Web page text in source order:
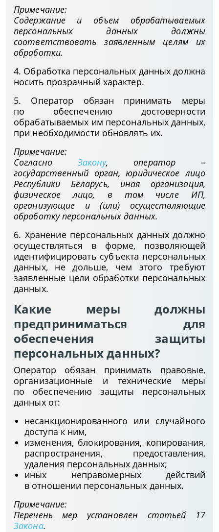
Примечание:
Содержание и объем обрабатываемых
персональных данных должны
соответствовать заявленным целям их
обработки.
4. Обработка персональных данных должна
носить прозрачный характер.
5. Оператор обязан принимать меры
по обеспечению достоверности
обрабатываемых им персональных данных,
при необходимости обновлять их.
Примечание:
Согласно Закону, оператор –
государственный орган, юридическое лицо
Республики Беларусь, иная организация,
физическое лицо, в том числе ИП,
организующие и (или) осуществляющие
обработку персональных данных.
6. Хранение персональных данных должно
осуществляться в форме, позволяющей
идентифицировать субъекта персональных
данных, не дольше, чем этого требуют
заявленные цели обработки персональных
данных.
Какие меры должны
предприниматься для
обеспечения защиты
персональных данных?
Оператор обязан принимать правовые,
организационные и технические меры
по обеспечению защиты персональных
данных от:
несанкционированного или случайного
доступа к ним,
изменения, блокирования, копирования,
распространения, предоставления,
удаления персональных данных;
иных неправомерных действий
в отношении персональных данных.
Примечание:
Перечень мер установлен статьей 17
Закона.